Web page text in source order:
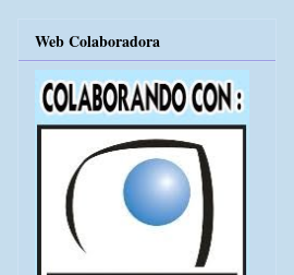
Web Colaboradora